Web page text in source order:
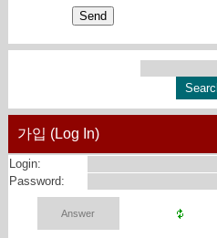
Send
가입 (Log In)
Login:
Password: